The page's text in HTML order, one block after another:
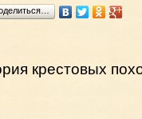
крестовых